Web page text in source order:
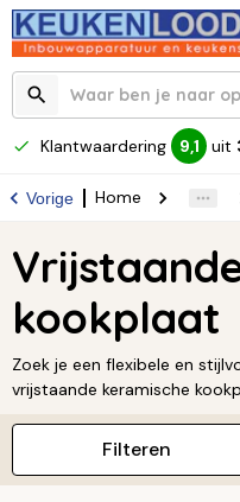
Klantwaardering 9,1 uit
Vorige Home
kookplaat
Zoek je een flexibele en
vrijstaande keramische
je maar wilt en steekt de
een studentenkamer,
de grote voordelen is het
Filteren